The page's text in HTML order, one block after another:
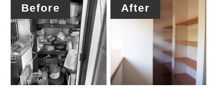
Before After